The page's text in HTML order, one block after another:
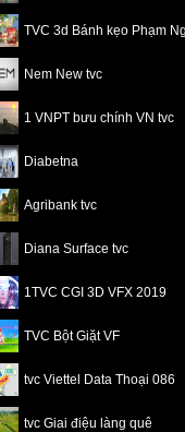
TVC 3d Bánh kẹo Phạm
Nem New tvc
1 VNPT bưu chính VN tvc
Diabetna
Agribank tvc
Diana Surface tvc
1TVC CGI 3D VFX 2019
TVC Bột Giặt VF
tvc Viettel Data Thoại 086
tvc Giai điệu làng quê